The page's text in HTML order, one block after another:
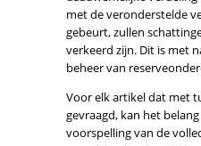
met de veronderstelde
gebeurt, zullen
verkeerd zijn. Dit is met
beheer van
Voor elk artikel dat met
gevraagd, kan het
voorspelling van de